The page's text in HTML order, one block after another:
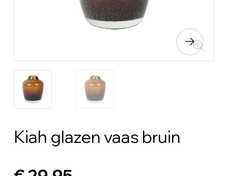
Kiah glazen vaas bruin